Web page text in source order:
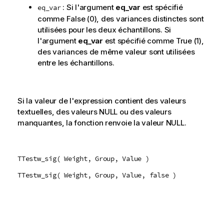
eq_var: Si l'argument eq_var est spécifié
comme False(0), des variances distinctes sont
utilisées pour les deux échantillons. Si
l'argument eq_var est spécifié comme True(1),
des variances de même valeur sont utilisées
entre les échantillons.
Si la valeur de l'expression contient des valeurs
textuelles, des valeurs NULL ou des valeurs
manquantes, la fonction renvoie la valeur NULL.
TTestw_sig( Weight, Group, Value )
TTestw_sig( Weight, Group, Value, false )